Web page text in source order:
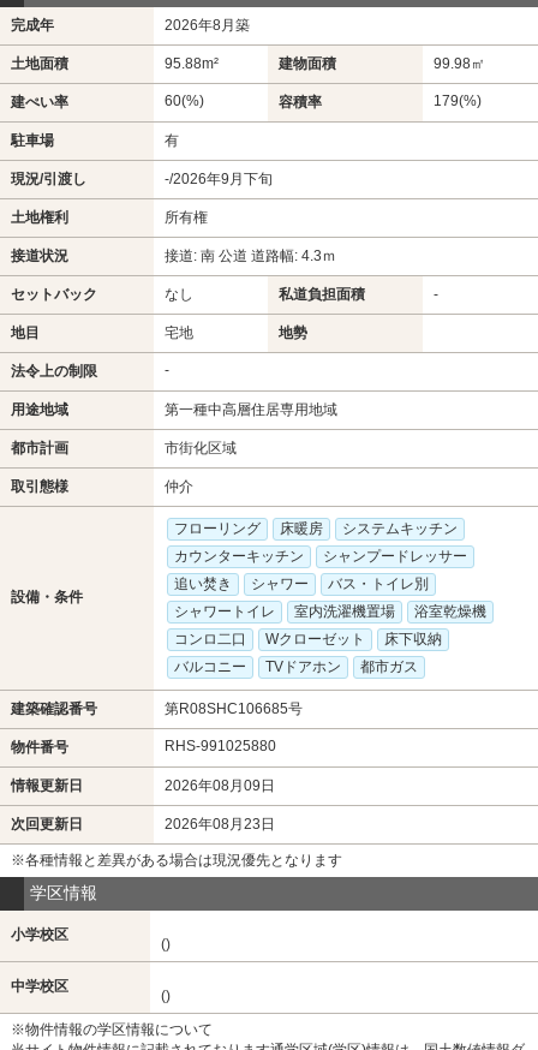
完成年 2026年8月築
土地面積 95.88m² 建物面積 99.98㎡
建ぺい率 60(%) 容積率 179(%)
駐車場 有
現況/引渡し -/2026年9月下旬
土地権利 所有権
接道状況 接道: 南 公道 道路幅: 4.3ｍ
セットバック なし 私道負担面積 -
地目 宅地 地勢
法令上の制限 -
用途地域 第一種中高層住居専用地域
都市計画 市街化区域
取引態様 仲介
設備・条件
フローリング 床暖房
システムキッチン
カウンターキッチン
シャンプードレッサー
追い焚き
シャワー
バス・トイレ別
シャワートイレ
室内洗濯機置場
浴室乾燥機
コンロ二口
Wクローゼット
床下収納
バルコニー
TVドアホン 都市ガス
建築確認番号 第R08SHC106685号
物件番号 RHS-991025880
情報更新日 2026年08月09日
次回更新日 2026年08月23日
※各種情報と差異がある場合は現況優先となります
学区情報
小学校区
()
中学校区
()
※物件情報の学区情報について